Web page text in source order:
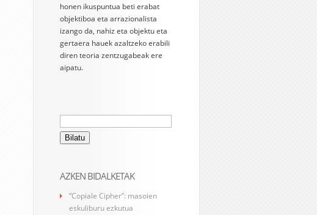
honen ikuspuntua beti erabat
objektiboa eta arrazionalista
izango da, nahiz eta objektu eta
gertaera hauek azaltzeko erabili
diren teoria zentzugabeak ere
aipatu.
Bilatu:
AZKEN BIDALKETAK
“Copiale Cipher”: masoien
eskuliburu ezkutua